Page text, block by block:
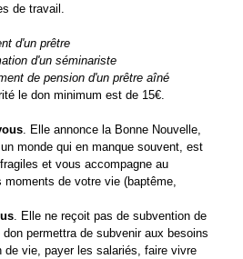
de travail.
d'un prêtre
d'un séminariste
de pension d'un prêtre aîné
le don minimum est de 15€.
. Elle annonce la Bonne Nouvelle,
monde qui en manque souvent, est
et vous accompagne au
de votre vie (baptême,
. Elle ne reçoit pas de subvention de
permettra de subvenir aux besoins
de vie, payer les salariés, faire vivre